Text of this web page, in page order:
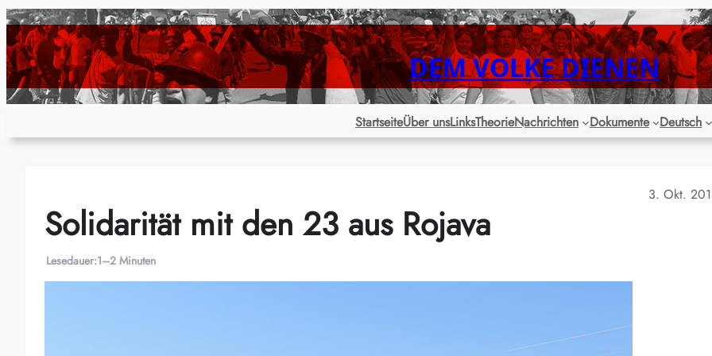
Zum
Inhalt
springen
DEM VOLKE DIENEN
StartseiteÜber unsLinksTheorieNachrichten Dokumente Deutsch
3. Okt.
Solidarität mit den 23 aus Rojava
Lesedauer:1–2 Minuten